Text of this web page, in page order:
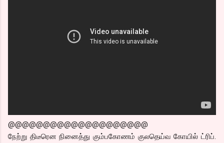
@@@@@@@@@@@@@@@@@@@@
நேற்று திடீரென நினைத்து கும்பகோணம் குலதெய்வ கோயில் ட்ரிப்.